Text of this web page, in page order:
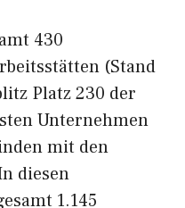
430
(Stand
Platz 230 der
Unternehmen
mit den
diesen
1.145